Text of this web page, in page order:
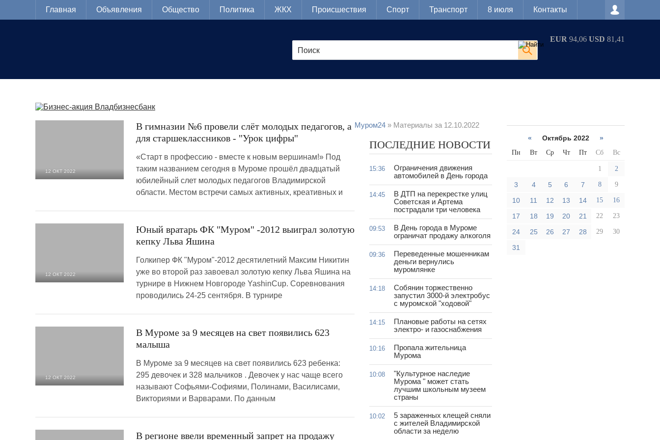
Главная Объявления Общество Политика ЖКХ Происшествия Спорт Транспорт 8 июля Контакты
EUR 94,06 USD 81,41
Муром24 » Материалы за 12.10.2022
12 ОКТ 2022
В гимназии №6 провели слёт молодых педагогов, а
для старшеклассников - "Урок цифры"
«Старт в профессию - вместе к новым вершинам!» Под
таким названием сегодня в Муроме прошёл двадцатый
юбилейный слет молодых педагогов Владимирской
области. Местом встречи самых активных, креативных и
12 ОКТ 2022
Юный вратарь ФК "Муром" -2012 выиграл золотую
кепку Льва Яшина
Голкипер ФК "Муром"-2012 десятилетний Максим Никитин
уже во второй раз завоевал золотую кепку Льва Яшина на
турнире в Нижнем Новгороде YashinCup. Соревнования
проводились 24-25 сентября. В турнире
12 ОКТ 2022
В Муроме за 9 месяцев на свет появились 623
малыша
В Муроме за 9 месяцев на свет появились 623 ребенка:
295 девочек и 328 мальчиков . Девочек у нас чаще всего
называют Софьями-Софиями, Полинами, Василисами,
Викториями и Варварами. По данным
В регионе ввели временный запрет на продажу
ПОСЛЕДНИЕ НОВОСТИ
15:36
Ограничения движения
автомобилей в День города
14:45
В ДТП на перекрестке улиц
Советская и Артема
пострадали три человека
09:53
В День города в Муроме
ограничат продажу алкоголя
09:36
Переведенные мошенникам
деньги вернулись
муромлянке
14:18
Собянин торжественно
запустил 3000-й электробус
с муромской "ходовой"
14:15
Плановые работы на сетях
электро- и газоснабжения
10:16
Пропала жительница
Мурома
10:08
"Культурное наследие
Мурома " может стать
лучшим школьным музеем
страны
10:02
5 зараженных клещей сняли
с жителей Владимирской
области за неделю
« Октябрь 2022 »
Пн Вт Ср Чт Пт Сб Вс
1 2
3 4 5 6 7 8 9
10 11 12 13 14 15 16
17 18 19 20 21 22 23
24 25 26 27 28 29 30
31